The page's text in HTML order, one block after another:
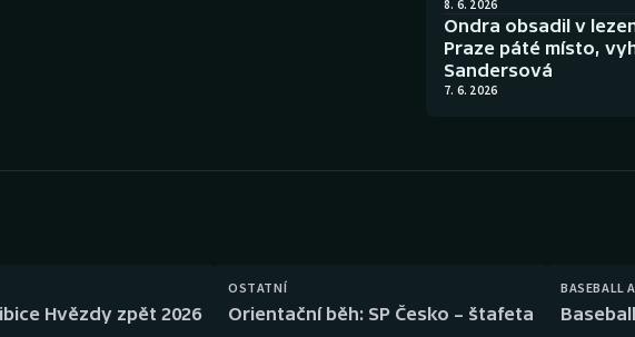
Parasport Volejbal
8. 6. 2026
Ondra obsadil v
Praze páté místo,
Sandersová
7. 6. 2026
Hvězdy zpět 2026
OSTATNÍ
Orientační běh: SP Česko – štafeta
BASEBALL